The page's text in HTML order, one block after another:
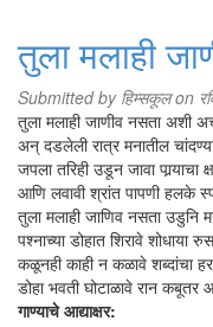
कोकिळा
फांदीवरती
तुला मलाही
Submitted by हिम्सकूलon
तुला मलाही जाणीव नसता अशी
अन्‌ दडलेली रात्र मनातील
जपला तरिही उडून जावा
आणि लवावी श्रांत पापणी हलके
तुला मलाही जाणिव नसता उडुनि
पश्नाच्या डोहात शिरावे शोधाया
कळूनही काही न कळावे शब्दांचा
डोहा भवती घोटाळावे रान
गाण्याचे आद्याक्षर: